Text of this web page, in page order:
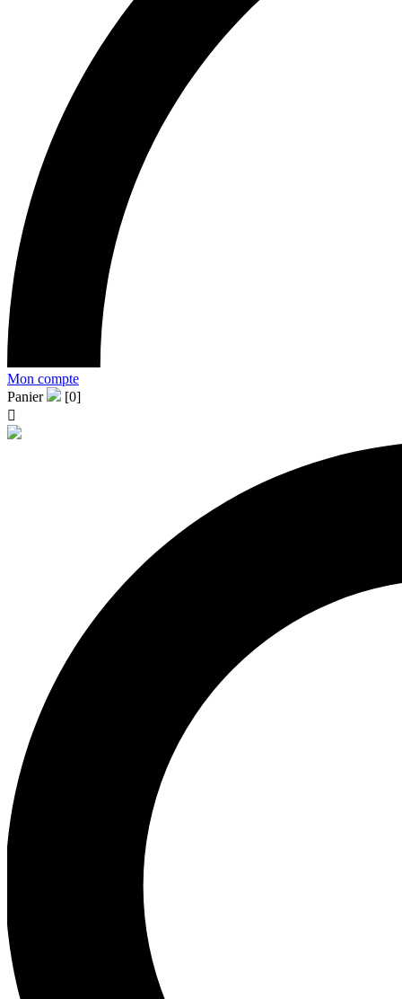
Mon compte
Panier
[0]
